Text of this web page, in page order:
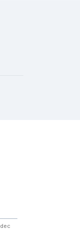
dec